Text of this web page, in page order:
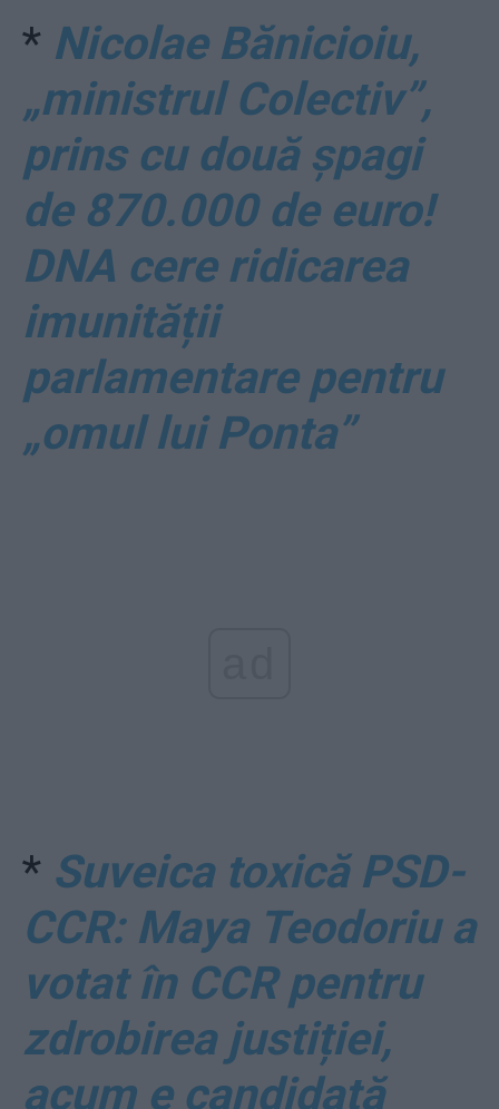
* Nicolae Bănicioiu,
„ministrul Colectiv”,
prins cu două șpagi
de 870.000 de euro!
DNA cere ridicarea
imunității
parlamentare pentru
„omul lui Ponta”
* Suveica toxică PSD-
CCR: Maya Teodoriu a
votat în CCR pentru
zdrobirea justiției,
acum e candidată